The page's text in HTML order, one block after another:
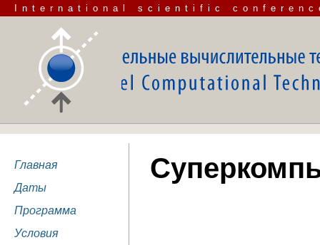
International scientific
Главная
Даты
Программа
Условия